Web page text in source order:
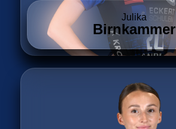
Julika
Birnkammer